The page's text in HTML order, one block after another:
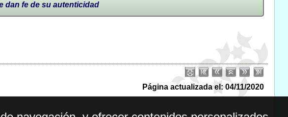
dan fe de su autenticidad
Página actualizada el: 04/11/2020